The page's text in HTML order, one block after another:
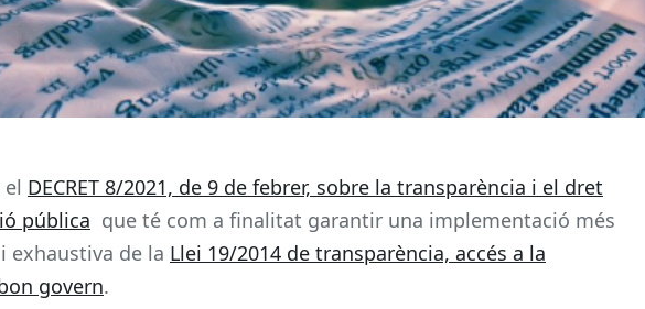
DECRET 8/2021, de 9 de febrer, sobre la transparència i el dret
pública que té com a finalitat garantir una implementació més
exhaustiva de la Llei 19/2014 de transparència, accés a la
govern.